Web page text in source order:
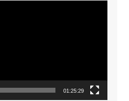
01:25:29